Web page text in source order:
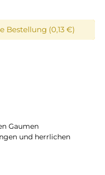
Bestellung (0,13 €)
Gaumen
und herrlichen